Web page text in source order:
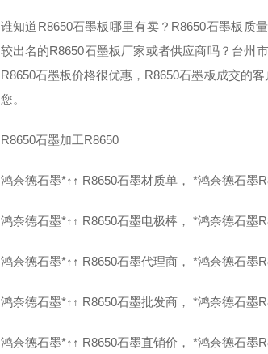
谁知道R8650石墨板哪里有卖？R8650石墨板质
较出名的R8650石墨板厂家或者供应商吗？台州
R8650石墨板价格很优惠，R8650石墨板成交的
您。
R8650石墨加工R8650
鸿奈德石墨*↑↑ R8650石墨材质单， *鸿奈德石墨
鸿奈德石墨*↑↑ R8650石墨电极棒， *鸿奈德石墨
鸿奈德石墨*↑↑ R8650石墨代理商， *鸿奈德石墨
鸿奈德石墨*↑↑ R8650石墨批发商， *鸿奈德石墨
鸿奈德石墨*↑↑ R8650石墨直销价， *鸿奈德石墨